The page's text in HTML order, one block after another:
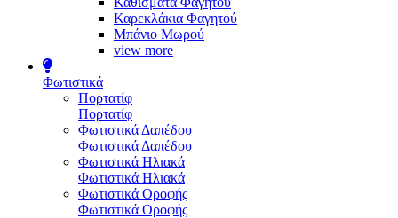
Καρεκλάκια Φαγητού
Μπάνιο Μωρού
view more
Φωτιστικά
Πορτατίφ
Πορτατίφ
Φωτιστικά Δαπέδου
Φωτιστικά Δαπέδου
Φωτιστικά Ηλιακά
Φωτιστικά Ηλιακά
Φωτιστικά Οροφής
Φωτιστικά Οροφής